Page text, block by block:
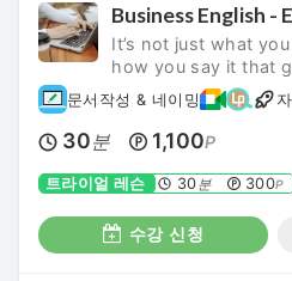
Business English -
It’s not just what
how you say it that
문서작성 & 네이밍
30분 1,100P
트라이얼 레슨 30분 300P
수강 신청